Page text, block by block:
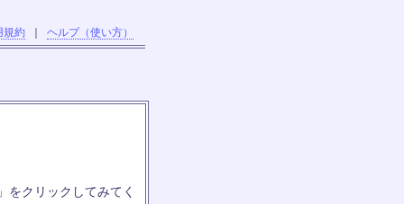
規約 ヘルプ（使い方）
をクリックしてみてく